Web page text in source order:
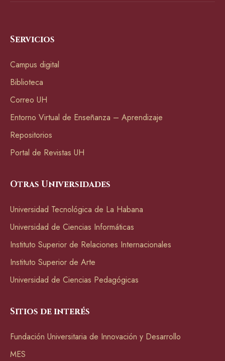
Servicios
Campus digital
Biblioteca
Correo UH
Entorno Virtual de Enseñanza – Aprendizaje
Repositorios
Portal de Revistas UH
Otras Universidades
Universidad Tecnológica de La Habana
Universidad de Ciencias Informáticas
Instituto Superior de Relaciones Internacionales
Instituto Superior de Arte
Universidad de Ciencias Pedagógicas
Sitios de interés
Fundación Universitaria de Innovación y Desarrollo
MES